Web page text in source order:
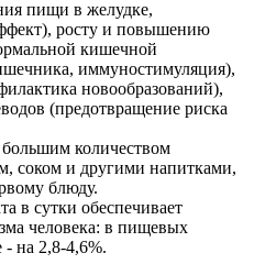
пищи в желудке,
росту и повышению
кишечной
иммуностимуляция),
новообразований),
(предотвращение риска
большим количеством
соком и другими напитками,
блюду.
в сутки обеспечивает
человека: в пищевых
- на 2,8-4,6%.